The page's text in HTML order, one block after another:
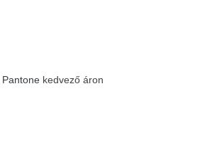
Pantone kedvező áron